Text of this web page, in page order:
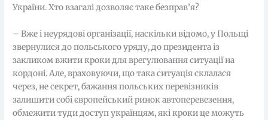
України. Хто взагалі дозволяє таке безправ’я?
– Вже і неурядові організації, наскільки відомо, у Польщі
звернулися до польського уряду, до президента із
закликом вжити кроки для врегулювання ситуації на
кордоні. Але, враховуючи, що така ситуація склалася
через, не секрет, бажання польських перевізників
залишити собі європейський ринок автоперевезення,
обмежити туди доступ українцям, які кроки це можуть